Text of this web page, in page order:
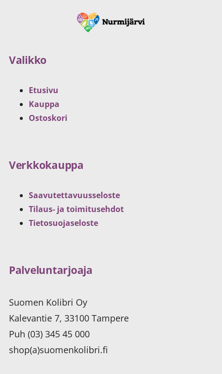
Valikko
Etusivu
Kauppa
Ostoskori
Verkkokauppa
Saavutettavuusseloste
Tilaus- ja toimitusehdot
Tietosuojaseloste
Palveluntarjoaja
Suomen Kolibri Oy
Kalevantie 7, 33100 Tampere
Puh (03) 345 45 000
shop(a)suomenkolibri.fi